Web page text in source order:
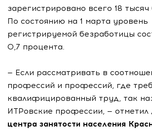
зарегистрировано всего 18
По состоянию на 1 марта уровень
регистрируемой безработицы
0,7 процента.
— Если рассматривать в
профессий и профессий, где
квалифицированный труд, так
ИТРовские профессии, — отметил
центра занятости населения